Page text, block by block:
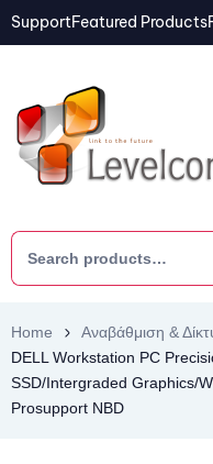
SupportFeatured Products
Home Αναβάθμιση &
DELL Workstation PC
SSD/Intergraded Graphics/
Prosupport NBD